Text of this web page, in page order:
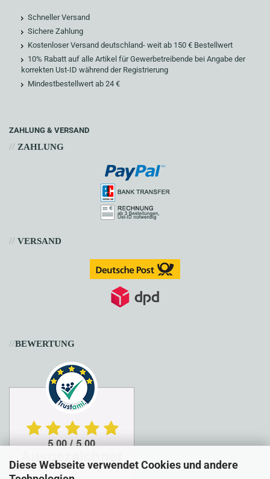
Diese Webseite verwendet Cookies und andere
Schneller Versand
Sichere Zahlung
Kostenloser Versand deutschland- weit ab 150 € Bestellwert
10% Rabatt auf alle Artikel für Gewerbetreibende bei Angabe der
korrekten Ust-ID während der Registrierung
Mindestbestellwert ab 24 €
ZAHLUNG & VERSAND
// ZAHLUNG
// VERSAND
//BEWERTUNG